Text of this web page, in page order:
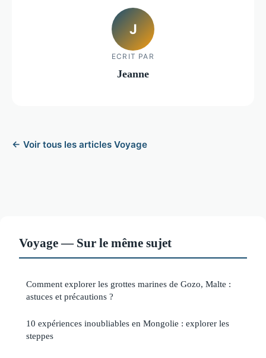
J
ECRIT PAR
Jeanne
← Voir tous les articles Voyage
Voyage — Sur le même sujet
Comment explorer les grottes marines de Gozo, Malte :
astuces et précautions ?
10 expériences inoubliables en Mongolie : explorer les
steppes